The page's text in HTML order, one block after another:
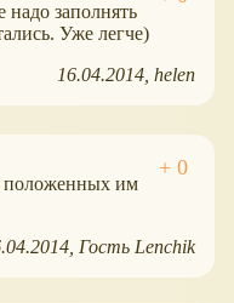
надо заполнять
Уже легче)
16.04.2014 helen
положенных им
Гость Lenchik